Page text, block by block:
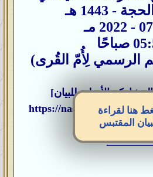
صباحًا
الرسمي لِأُمّ القُرى)
الأصلية للبيان]
https://nasser-
p=391460
هنا لقراءة